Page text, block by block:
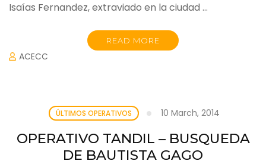
Isaías Fernandez, extraviado en la ciudad …
READ MORE
ACECC
ÚLTIMOS OPERATIVOS 10 March, 2014
OPERATIVO TANDIL – BUSQUEDA
DE BAUTISTA GAGO